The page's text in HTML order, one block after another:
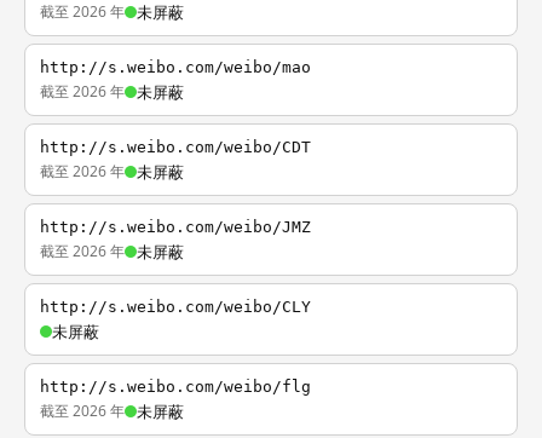
截至 2026 年 未屏蔽
http://s.weibo.com/weibo/mao
截至 2026 年 未屏蔽
http://s.weibo.com/weibo/CDT
截至 2026 年 未屏蔽
http://s.weibo.com/weibo/JMZ
截至 2026 年 未屏蔽
http://s.weibo.com/weibo/CLY
未屏蔽
http://s.weibo.com/weibo/flg
截至 2026 年 未屏蔽